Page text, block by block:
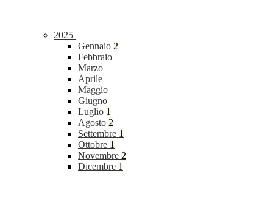
2025
Gennaio 2
Febbraio
Marzo
Aprile
Maggio
Giugno
Luglio 1
Agosto 2
Settembre 1
Ottobre 1
Novembre 2
Dicembre 1